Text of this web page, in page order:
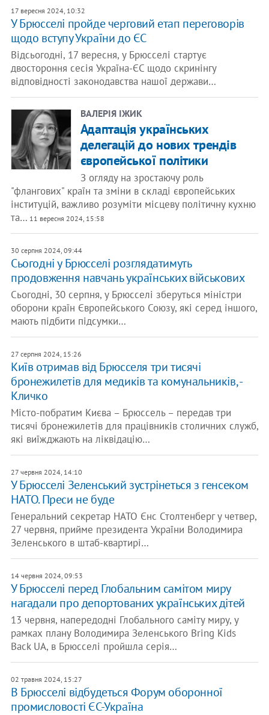
17 вересня 2024, 10:32
У Брюсселі пройде черговий етап переговорів
щодо вступу України до ЄС
Відсьогодні, 17 вересня, у Брюсселі стартує
двостороння сесія Україна-ЄС щодо скринінгу
відповідності законодавства нашої держави…
ВАЛЕРІЯ ІЖИК
Адаптація українських
делегацій до нових трендів
європейської політики
З огляду на зростаючу роль
"флангових" країн та зміни в складі європейських
інституцій, важливо розуміти місцеву політичну кухню
та… 11 вересня 2024, 15:58
30 серпня 2024, 09:44
Сьогодні у Брюсселі розглядатимуть
продовження навчань українських військових
Сьогодні, 30 серпня, у Брюсселі зберуться міністри
оборони країн Європейського Союзу, які серед іншого,
мають підбити підсумки…
27 серпня 2024, 15:26
Київ отримав від Брюсселя три тисячі
бронежилетів для медиків та комунальників, -
Кличко
Місто-побратим Києва – Брюссель – передав три
тисячі бронежилетів для працівників столичних служб,
які виїжджають на ліквідацію…
27 червня 2024, 14:10
У Брюсселі Зеленський зустрінеться з генсеком
НАТО. Преси не буде
Генеральний секретар НАТО Єнс Столтенберг у четвер,
27 червня, прийме президента України Володимира
Зеленського в штаб-квартирі…
14 червня 2024, 09:53
У Брюсселі перед Глобальним самітом миру
нагадали про депортованих українських дітей
13 червня, напередодні Глобального саміту миру, у
рамках плану Володимира Зеленського Bring Kids
Back UA, в Брюсселі пройшла серія…
02 травня 2024, 15:27
В Брюсселі відбудеться Форум оборонної
промисловості ЄС-Україна